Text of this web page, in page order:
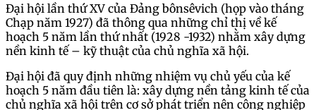
Đại hội lần thứ XV của Đảng bônsêvich (họp vào tháng
Chạp năm 1927) đã thông qua những chỉ thị về kế
hoạch 5 năm lần thứ nhất (1928 -1932) nhằm xây dựng
nền kinh tế – kỹ thuật của chủ nghĩa xã hội.
Đại hội đã quy định những nhiệm vụ chủ yếu của kế
hoạch 5 năm đầu tiên là: xây dựng nền tảng kinh tế của
chủ nghĩa xã hội trên cơ sở phát triển nên công nghiệp